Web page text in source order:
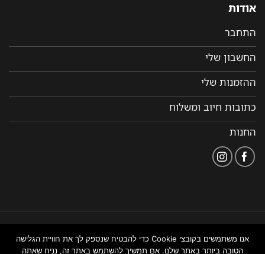
אודות
התחבר
החשבון שלי
ההזמנות שלי
כתובות חיוב ומשלוח
החנות
נגישות
באתר
ניהול אתרים
אנו משתמשים בקובצי Cookie כדי להבטיח שנספק לך את חוויית הגלישה
הטובה ביותר באתר שלנו. אם תמשיך להשתמש באתר זה, נניח שאתה